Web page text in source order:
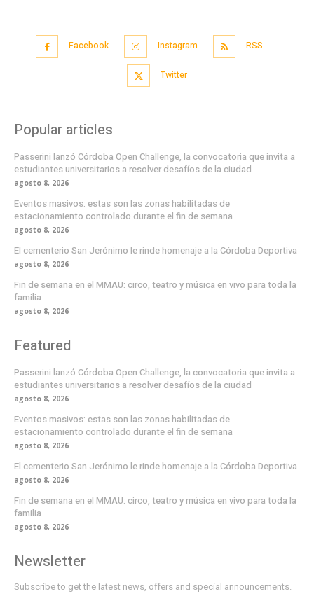
Facebook Instagram RSS
Twitter
Popular articles
Passerini lanzó Córdoba Open Challenge, la convocatoria que invita a
estudiantes universitarios a resolver desafíos de la ciudad
agosto 8, 2026
Eventos masivos: estas son las zonas habilitadas de
estacionamiento controlado durante el fin de semana
agosto 8, 2026
El cementerio San Jerónimo le rinde homenaje a la Córdoba Deportiva
agosto 8, 2026
Fin de semana en el MMAU: circo, teatro y música en vivo para toda la
familia
agosto 8, 2026
Featured
Passerini lanzó Córdoba Open Challenge, la convocatoria que invita a
estudiantes universitarios a resolver desafíos de la ciudad
agosto 8, 2026
Eventos masivos: estas son las zonas habilitadas de
estacionamiento controlado durante el fin de semana
agosto 8, 2026
El cementerio San Jerónimo le rinde homenaje a la Córdoba Deportiva
agosto 8, 2026
Fin de semana en el MMAU: circo, teatro y música en vivo para toda la
familia
agosto 8, 2026
Newsletter
Subscribe to get the latest news, offers and special announcements.